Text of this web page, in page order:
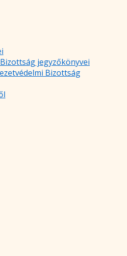
jegyzőkönyvei
Bizottság